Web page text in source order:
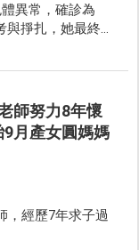
異常，確診為
與掙扎，她最終
師努力8年懷
月產女圓媽媽
，經歷7年求子過